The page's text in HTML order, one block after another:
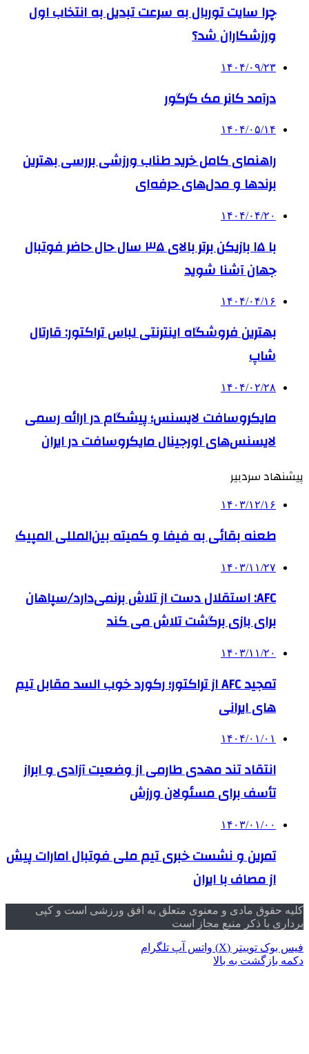
چرا سایت توربال به ‌سرعت تبدیل به انتخاب اول
ورزشکاران شد؟
۱۴۰۴/۰۹/۲۳
درآمد کانر مک گرگور
۱۴۰۴/۰۵/۱۴
راهنمای کامل خرید طناب ورزشی بررسی بهترین
برندها و مدل‌های حرفه‌ای
۱۴۰۴/۰۴/۲۰
با ۱۵ بازیکن برتر بالای ۳۵ سال حال حاضر فوتبال
جهان آشنا شوید
۱۴۰۴/۰۴/۱۶
بهترین فروشگاه اینترنتی لباس تراکتور: قارتال
شاپ
۱۴۰۴/۰۲/۲۸
مایکروسافت لایسنس؛ پیشگام در ارائه رسمی
لایسنس‌های اورجینال مایکروسافت در ایران
پیشنهاد سردبیر
۱۴۰۳/۱۲/۱۶
طعنه بقائی به فیفا و کمیته بین‌المللی المپیک
۱۴۰۳/۱۱/۲۷
AFC: استقلال دست از تلاش برنمی‌دارد/سپاهان
برای بازی برگشت تلاش می کند
۱۴۰۳/۱۱/۲۰
تمجید AFC از تراکتور؛ رکورد خوب السد مقابل تیم
های ایرانی
۱۴۰۴/۰۱/۰۱
انتقاد تند مهدی طارمی از وضعیت آزادی و ابراز
تأسف برای مسئولان ورزش
۱۴۰۳/۰۱/۰۰
تمرین و نشست خبری تیم ملی فوتبال امارات پیش
از مصاف با ایران
کلیه حقوق مادی و معنوی متعلق به افق ورزشی است و کپی
برداری با ذکر منبع مجاز است
فیس بوک توییتر (X) واتس آپ تلگرام
دکمه بازگشت به بالا